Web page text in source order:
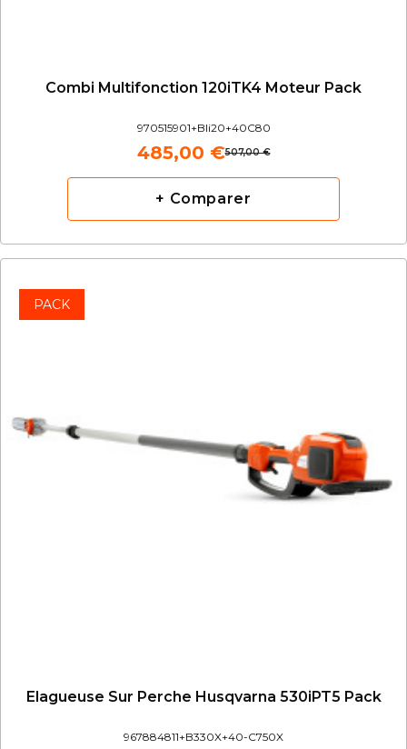
Combi Multifonction 120iTK4 Moteur Pack
970515901+Bli20+40C80
507,00 €
485,00 €
+ Comparer
PACK
Elagueuse Sur Perche Husqvarna 530iPT5 Pack
967884811+B330X+40-C750X